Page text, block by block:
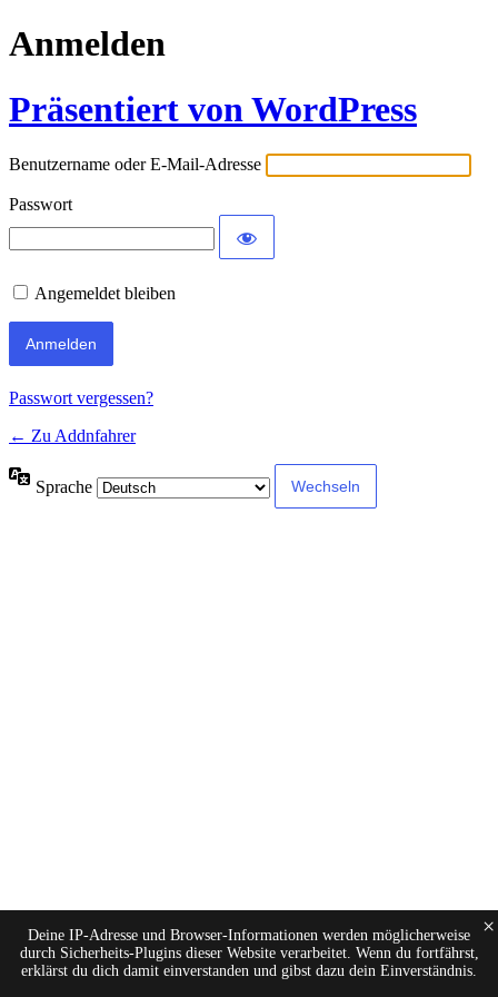
Anmelden
Präsentiert von WordPress
Benutzername oder E-Mail-Adresse
Passwort
Angemeldet bleiben
Passwort vergessen?
← Zu Addnfahrer
Sprache
Deine IP-Adresse und Browser-Informationen werden möglicherweise
durch Sicherheits-Plugins dieser Website verarbeitet. Wenn du fortfährst,
erklärst du dich damit einverstanden und gibst dazu dein Einverständnis.
×